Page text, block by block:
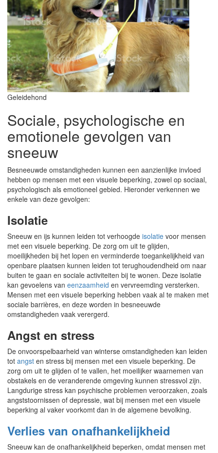
Geleidehond
Sociale, psychologische en
emotionele gevolgen van
sneeuw
Besneeuwde omstandigheden kunnen een aanzienlijke invloed
hebben op mensen met een visuele beperking, zowel op sociaal,
psychologisch als emotioneel gebied. Hieronder verkennen we
enkele van deze gevolgen:
Isolatie
Sneeuw en ijs kunnen leiden tot verhoogde isolatie voor mensen
met een visuele beperking. De zorg om uit te glijden,
moeilijkheden bij het lopen en verminderde toegankelijkheid van
openbare plaatsen kunnen leiden tot terughoudendheid om naar
buiten te gaan en sociale activiteiten bij te wonen. Deze isolatie
kan gevoelens van eenzaamheid en vervreemding versterken.
Mensen met een visuele beperking hebben vaak al te maken met
sociale barrières, en deze worden in besneeuwde
omstandigheden vaak verergerd.
Angst en stress
De onvoorspelbaarheid van winterse omstandigheden kan leiden
tot angst en stress bij mensen met een visuele beperking. De
zorg om uit te glijden of te vallen, het moeilijker waarnemen van
obstakels en de veranderende omgeving kunnen stressvol zijn.
Langdurige stress kan psychische problemen veroorzaken, zoals
angststoornissen of depressie, wat bij mensen met een visuele
beperking al vaker voorkomt dan in de algemene bevolking.
Verlies van onafhankelijkheid
Sneeuw kan de onafhankelijkheid beperken, omdat mensen met